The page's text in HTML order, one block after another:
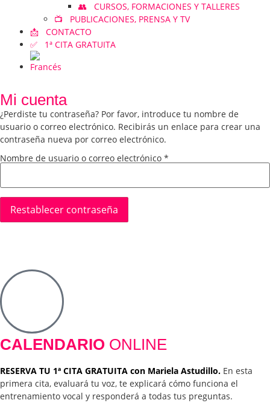
👥 CURSOS, FORMACIONES Y TALLERES
📺 PUBLICACIONES, PRENSA Y TV
📩 CONTACTO
✅ 1ª CITA GRATUITA
Mi cuenta
¿Perdiste tu contraseña? Por favor, introduce tu nombre de
usuario o correo electrónico. Recibirás un enlace para crear una
contraseña nueva por correo electrónico.
Nombre de usuario o correo electrónico *
Restablecer contraseña
CALENDARIO ONLINE
RESERVA TU 1ª CITA GRATUITA con Mariela Astudillo. En esta
primera cita, evaluará tu voz, te explicará cómo funciona el
entrenamiento vocal y responderá a todas tus preguntas.